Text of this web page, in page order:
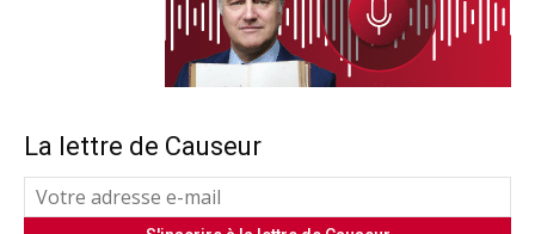
La lettre de Causeur